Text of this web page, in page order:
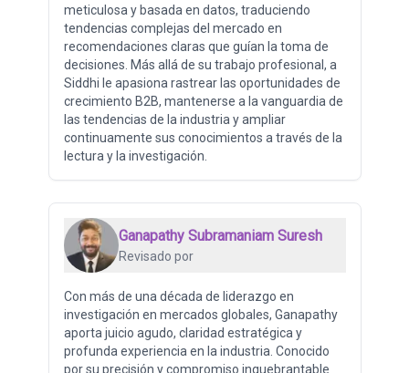
meticulosa y basada en datos, traduciendo
tendencias complejas del mercado en
recomendaciones claras que guían la toma de
decisiones. Más allá de su trabajo profesional, a
Siddhi le apasiona rastrear las oportunidades de
crecimiento B2B, mantenerse a la vanguardia de
las tendencias de la industria y ampliar
continuamente sus conocimientos a través de la
lectura y la investigación.
Ganapathy Subramaniam Suresh
Revisado por
Con más de una década de liderazgo en
investigación en mercados globales, Ganapathy
aporta juicio agudo, claridad estratégica y
profunda experiencia en la industria. Conocido
por su precisión y compromiso inquebrantable